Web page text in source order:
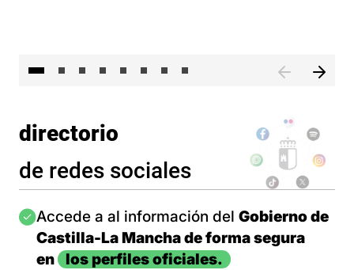
directorio
de redes sociales
Imagen
Accede a al información del Gobierno de
Castilla-La Mancha de forma segura
en
los perfiles oficiales.